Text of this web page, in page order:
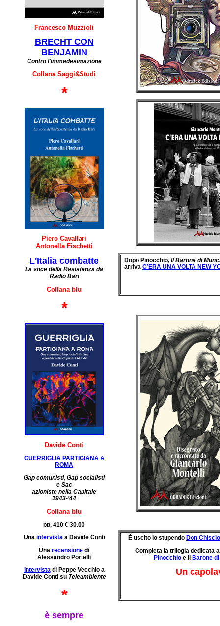
Francesco Muzzioli
BRECHT CON
BENJAMIN
Contro l'immedesimazione
Collana Saggi&Studi
*
Piero Cavallari
Antonella Fischetti
L'Italia combatte
La voce della Resistenza da
Radio Bari
Collana blu
*
Davide Conti
GUERRIGLIA PARTIGIANA A
ROMA
Gap comunisti, Gap socialisti
e Sac
azioniste nella Capitale
1943-’44
Collana blu
pp. 410 € 30,00
Una intervistaa Davide Conti
Una recensione di
Alessandro Portelli
Intervistadi Peppe Vecchio a
Davide Conti su Teleambiente
*
è sempre
Dopo Pinocchio, Il Barone di
arriva C’ERA UNA VOLTA NEW
È uscito lo stupendo Don
Completa la trilogia dedicata
Pinocchio e il Barone
Un